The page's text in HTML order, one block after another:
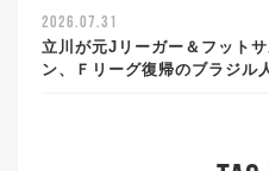
2026.07.31
立川が元Jリーガー＆フット
ン、Ｆリーグ復帰のブラジ